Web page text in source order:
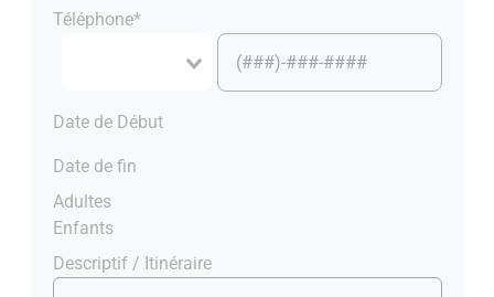
Téléphone*
Date de Début
Date de fin
Adultes
Enfants
Descriptif / Itinéraire